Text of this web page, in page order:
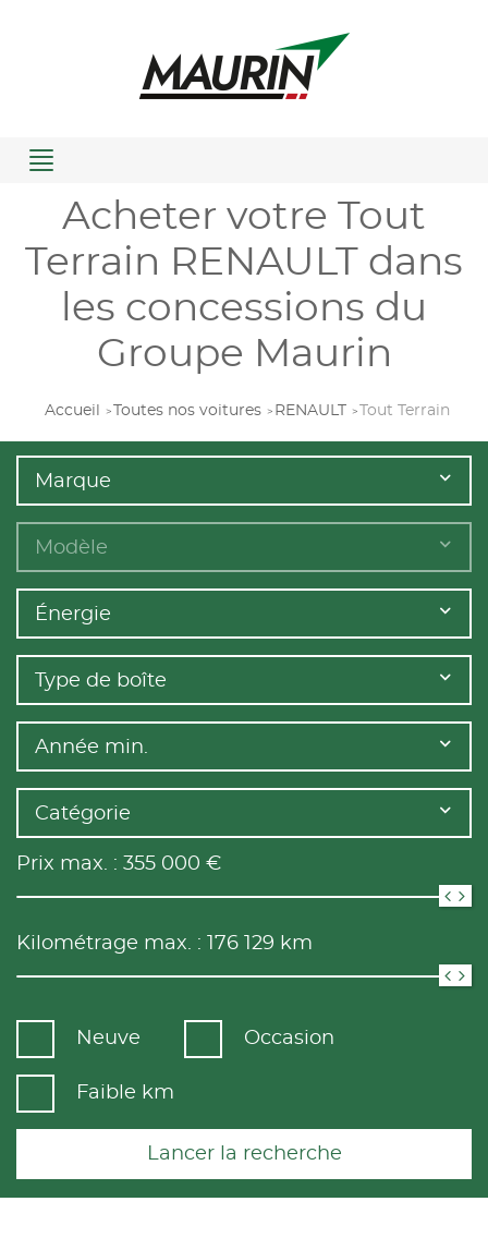
Menu
Acheter votre Tout
Terrain RENAULT dans
les concessions du
Groupe Maurin
Accueil Toutes nos voitures RENAULT Tout Terrain
Marque
Modèle
Énergie
Type de boîte
Année min.
Catégorie
Prix max. : 355 000 €
Kilométrage max. : 176 129 km
Neuve Occasion
Faible km
Lancer la recherche